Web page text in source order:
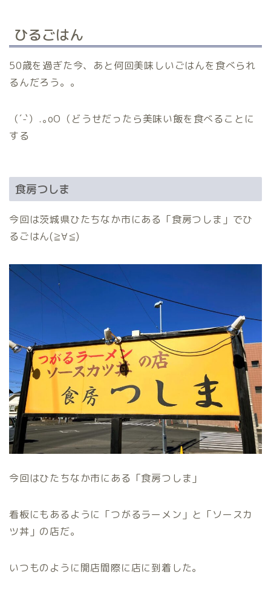
ひるごはん
50歳を過ぎた今、あと何回美味しいごはんを食べられ
るんだろう。。
（´-`）.｡oO（どうせだったら美味い飯を食べることに
する
食房つしま
今回は茨城県ひたちなか市にある「食房つしま」でひ
るごはん(≧∀≦)
今回はひたちなか市にある「食房つしま」
看板にもあるように「つがるラーメン」と「ソースカ
ツ丼」の店だ。
いつものように開店間際に店に到着した。